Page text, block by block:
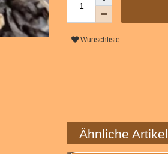
Wunschliste
Ähnliche Artikel